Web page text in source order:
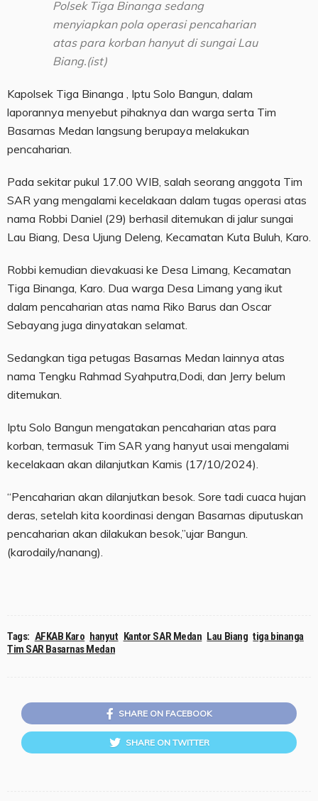
Polsek Tiga Binanga sedang
menyiapkan pola operasi pencaharian
atas para korban hanyut di sungai Lau
Biang.(ist)
Kapolsek Tiga Binanga , Iptu Solo Bangun, dalam
laporannya menyebut pihaknya dan warga serta Tim
Basarnas Medan langsung berupaya melakukan
pencaharian.
Pada sekitar pukul 17.00 WIB, salah seorang anggota Tim
SAR yang mengalami kecelakaan dalam tugas operasi atas
nama Robbi Daniel (29) berhasil ditemukan di jalur sungai
Lau Biang, Desa Ujung Deleng, Kecamatan Kuta Buluh, Karo.
Robbi kemudian dievakuasi ke Desa Limang, Kecamatan
Tiga Binanga, Karo. Dua warga Desa Limang yang ikut
dalam pencaharian atas nama Riko Barus dan Oscar
Sebayang juga dinyatakan selamat.
Sedangkan tiga petugas Basarnas Medan lainnya atas
nama Tengku Rahmad Syahputra,Dodi, dan Jerry belum
ditemukan.
Iptu Solo Bangun mengatakan pencaharian atas para
korban, termasuk Tim SAR yang hanyut usai mengalami
kecelakaan akan dilanjutkan Kamis (17/10/2024).
“Pencaharian akan dilanjutkan besok. Sore tadi cuaca hujan
deras, setelah kita koordinasi dengan Basarnas diputuskan
pencaharian akan dilakukan besok,”ujar Bangun.
(karodaily/nanang).
Tags: AFKAB Karo hanyut Kantor SAR Medan Lau Biang tiga binanga
Tim SAR Basarnas Medan
SHARE ON FACEBOOK
SHARE ON TWITTER